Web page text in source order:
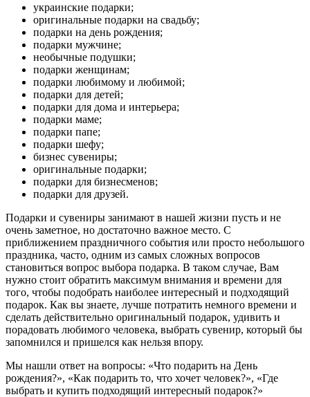
украинские подарки;
оригинальные подарки на свадьбу;
подарки на день рождения;
подарки мужчине;
необычные подушки;
подарки женщинам;
подарки любимому и любимой;
подарки для детей;
подарки для дома и интерьера;
подарки маме;
подарки папе;
подарки шефу;
бизнес сувениры;
оригинальные подарки;
подарки для бизнесменов;
подарки для друзей.
Подарки и сувениры занимают в нашей жизни пусть и не
очень заметное, но достаточно важное место. С
приближением праздничного события или просто небольшого
праздника, часто, одним из самых сложных вопросов
становиться вопрос выбора подарка. В таком случае, Вам
нужно стоит обратить максимум внимания и времени для
того, чтобы подобрать наиболее интересный и подходящий
подарок. Как вы знаете, лучше потратить немного времени и
сделать действительно оригинальный подарок, удивить и
порадовать любимого человека, выбрать сувенир, который бы
запомнился и пришелся как нельзя впору.
Мы нашли ответ на вопросы: «Что подарить на День
рождения?», «Как подарить то, что хочет человек?», «Где
выбрать и купить подходящий интересный подарок?»